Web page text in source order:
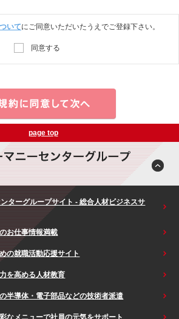
いてにご同意いただいたうえでご登録下さい。
同意する
page top
ターグループサイト - 総合人材ビジネスサ
お仕事情報満載
の就職活動応援サイト
を高める人材教育
半導体・電子部品などの技術者派遣
なメニューで社員の元気をサポート